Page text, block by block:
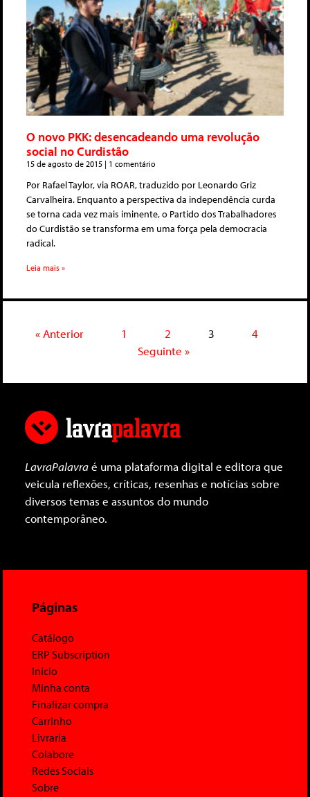
O novo PKK: desencadeando uma revolução
social no Curdistão
15 de agosto de 2015 1 comentário
Por Rafael Taylor, via ROAR, traduzido por Leonardo Griz
Carvalheira. Enquanto a perspectiva da independência curda
se torna cada vez mais iminente, o Partido dos Trabalhadores
do Curdistão se transforma em uma força pela democracia
radical.
Leia mais »
« Anterior 1 2 3
4
Seguinte »
LavraPalavraé uma plataforma digital e editora que
veicula reflexões, críticas, resenhas e notícias sobre
diversos temas e assuntos do mundo
contemporâneo.
Páginas
Catálogo
ERP Subscription
Início
Minha conta
Finalizar compra
Carrinho
Livraria
Colabore
Redes Sociais
Sobre